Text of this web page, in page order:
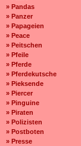
» Pandas
» Panzer
» Papageien
» Peace
» Peitschen
» Pfeile
» Pferde
» Pferdekutsche
» Pieksende
» Piercer
» Pinguine
» Piraten
» Polizisten
» Postboten
» Presse